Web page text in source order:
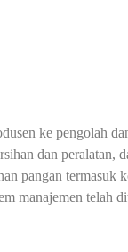
ke pengolah
dan peralatan,
pangan termasuk
manajemen telah